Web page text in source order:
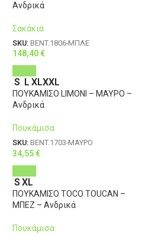
Ανδρικά
Σακάκια
SKU: BENT.1806-ΜΠΛΕ
148,40€
S L XLXXL
ΠΟΥΚΑΜΙΣΟ LIMONI – ΜΑΥΡΟ –
Ανδρικά
Πουκάμισα
SKU: BENT.1703-ΜΑΥΡΟ
34,55€
S XL
ΠΟΥΚΑΜΙΣΟ TOCO TOUCAN –
ΜΠΕΖ – Ανδρικά
Πουκάμισα